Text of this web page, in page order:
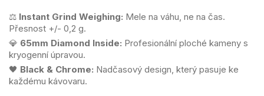
⚖️ Instant Grind Weighing: Mele na váhu, ne na čas.
Přesnost +/- 0,2 g.
💎 65mm Diamond Inside: Profesionální ploché kameny s
kryogenní úpravou.
🖤 Black & Chrome: Nadčasový design, který pasuje ke
každému kávovaru.